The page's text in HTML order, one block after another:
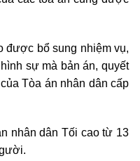
được bổ sung nhiệm vụ,
sự mà bản án, quyết
Tòa án nhân dân cấp
nhân dân Tối cao từ 13